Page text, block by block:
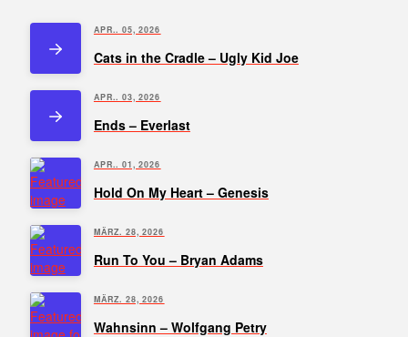
APR.. 05, 2026
Cats in the Cradle – Ugly Kid Joe
APR.. 03, 2026
Ends – Everlast
APR.. 01, 2026
Hold On My Heart – Genesis
MÄRZ. 28, 2026
Run To You – Bryan Adams
MÄRZ. 28, 2026
Wahnsinn – Wolfgang Petry